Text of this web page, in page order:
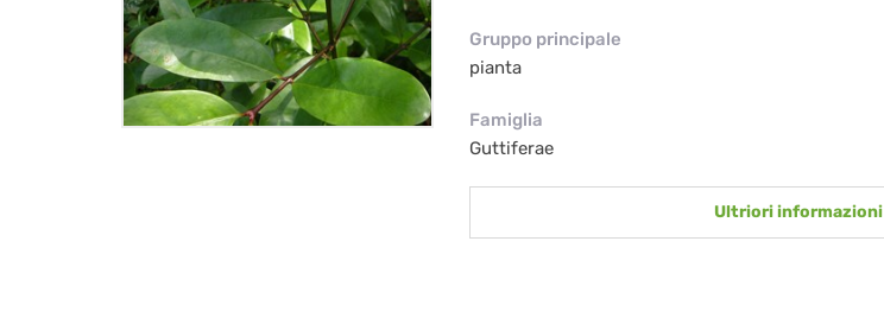
Gruppo principale
pianta
Famiglia
Guttiferae
Ultriori informazioni